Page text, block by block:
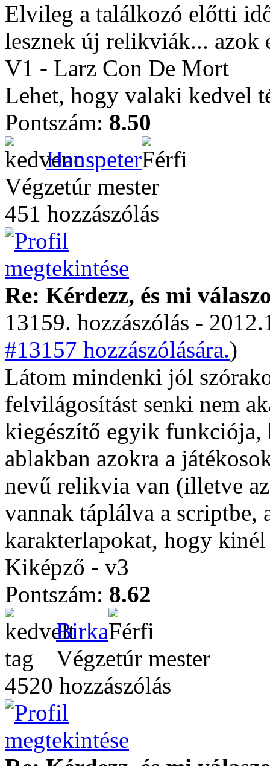
Elvileg a találkozó előtti
lesznek új relikviák... azok
V1 - Larz Con De Mort
Lehet, hogy valaki kedvel
Pontszám: 8.50
Hanspeter
Végzetúr mester
451 hozzászólás
Re: Kérdezz, és mi
13159. hozzászólás -
#13157 hozzászólására.)
Látom mindenki jól
felvilágosítást senki nem
kiegészítő egyik
ablakban azokra a
nevű relikvia van (illetve
vannak táplálva a
karakterlapokat, hogy
Kiképző - v3
Pontszám: 8.62
Birka
Végzetúr mester
4520 hozzászólás